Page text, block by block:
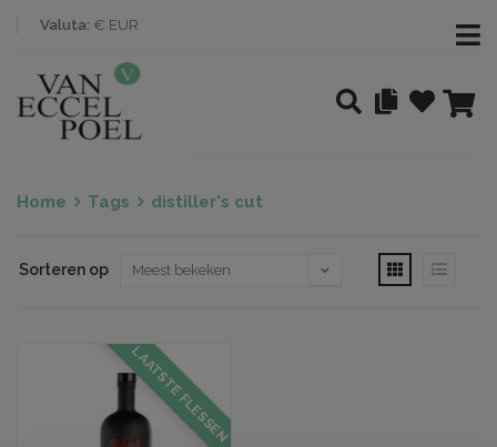
Valuta: € EUR
Home Tags distiller's cut
Sorteren op
LAATSTE FLESSEN